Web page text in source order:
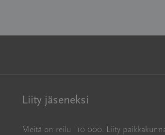
Liity jäseneksi
Meitä on reilu 110 000. Liity